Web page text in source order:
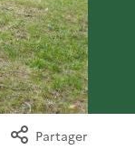
Partager